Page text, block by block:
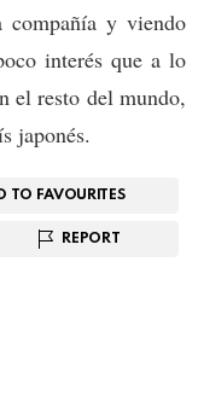
compañía y viendo
interés que a lo
el resto del mundo,
japonés.
TO FAVOURITES
REPORT